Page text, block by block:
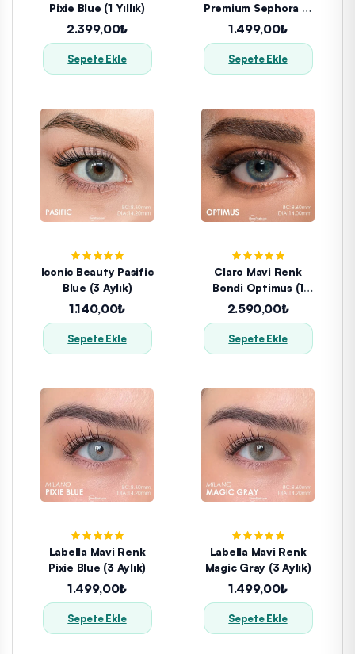
Pixie Blue (1 Yıllık)
2.399,00₺
Sepete Ekle
Premium Sephora (3
Aylık)
1.499,00₺
Sepete Ekle
Iconic Beauty Pasific
Blue (3 Aylık)
1.140,00₺
Sepete Ekle
Claro Mavi Renk
Bondi Optimus (1
Yıllık)
2.590,00₺
Sepete Ekle
Labella Mavi Renk
Pixie Blue (3 Aylık)
1.499,00₺
Sepete Ekle
Labella Mavi Renk
Magic Gray (3 Aylık)
1.499,00₺
Sepete Ekle